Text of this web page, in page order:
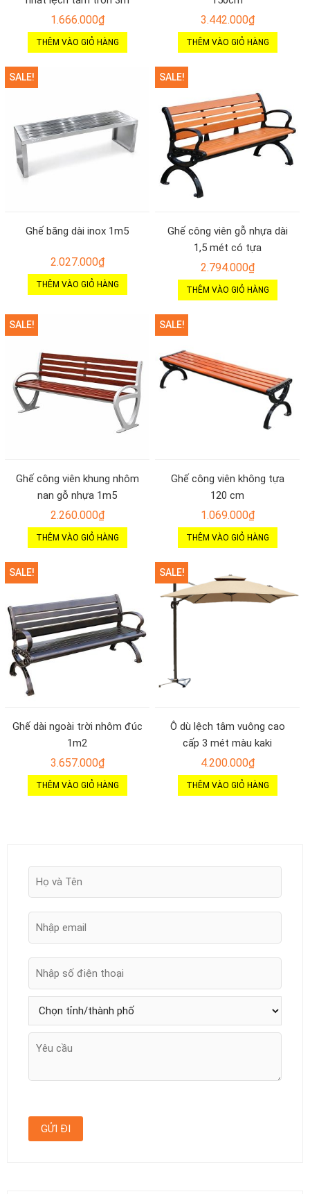
1.666.000₫
THÊM VÀO GIỎ HÀNG
3.442.000₫
THÊM VÀO GIỎ HÀNG
SALE!
Ghế băng dài inox 1m5
2.027.000₫
THÊM VÀO GIỎ HÀNG
SALE!
Ghế công viên gỗ nhựa dài
1,5 mét có tựa
2.794.000₫
THÊM VÀO GIỎ HÀNG
SALE!
Ghế công viên khung nhôm
nan gỗ nhựa 1m5
2.260.000₫
THÊM VÀO GIỎ HÀNG
SALE!
Ghế công viên không tựa
120 cm
1.069.000₫
THÊM VÀO GIỎ HÀNG
SALE!
Ghế dài ngoài trời nhôm đúc
1m2
3.657.000₫
THÊM VÀO GIỎ HÀNG
SALE!
Ô dù lệch tâm vuông cao
cấp 3 mét màu kaki
4.200.000₫
THÊM VÀO GIỎ HÀNG